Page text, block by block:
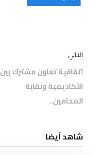
التالي
اتفاقية تعاون مشترك بين
الأكاديمية ونقابة
المحامين..
شاهد أيضا
أخبار الأكاديمية,عام